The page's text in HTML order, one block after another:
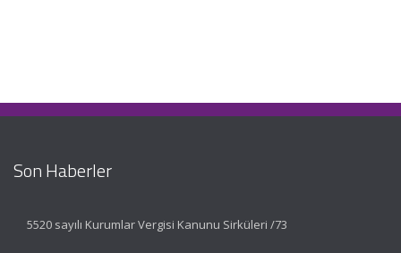
Son Haberler
5520 sayılı Kurumlar Vergisi Kanunu Sirküleri /73